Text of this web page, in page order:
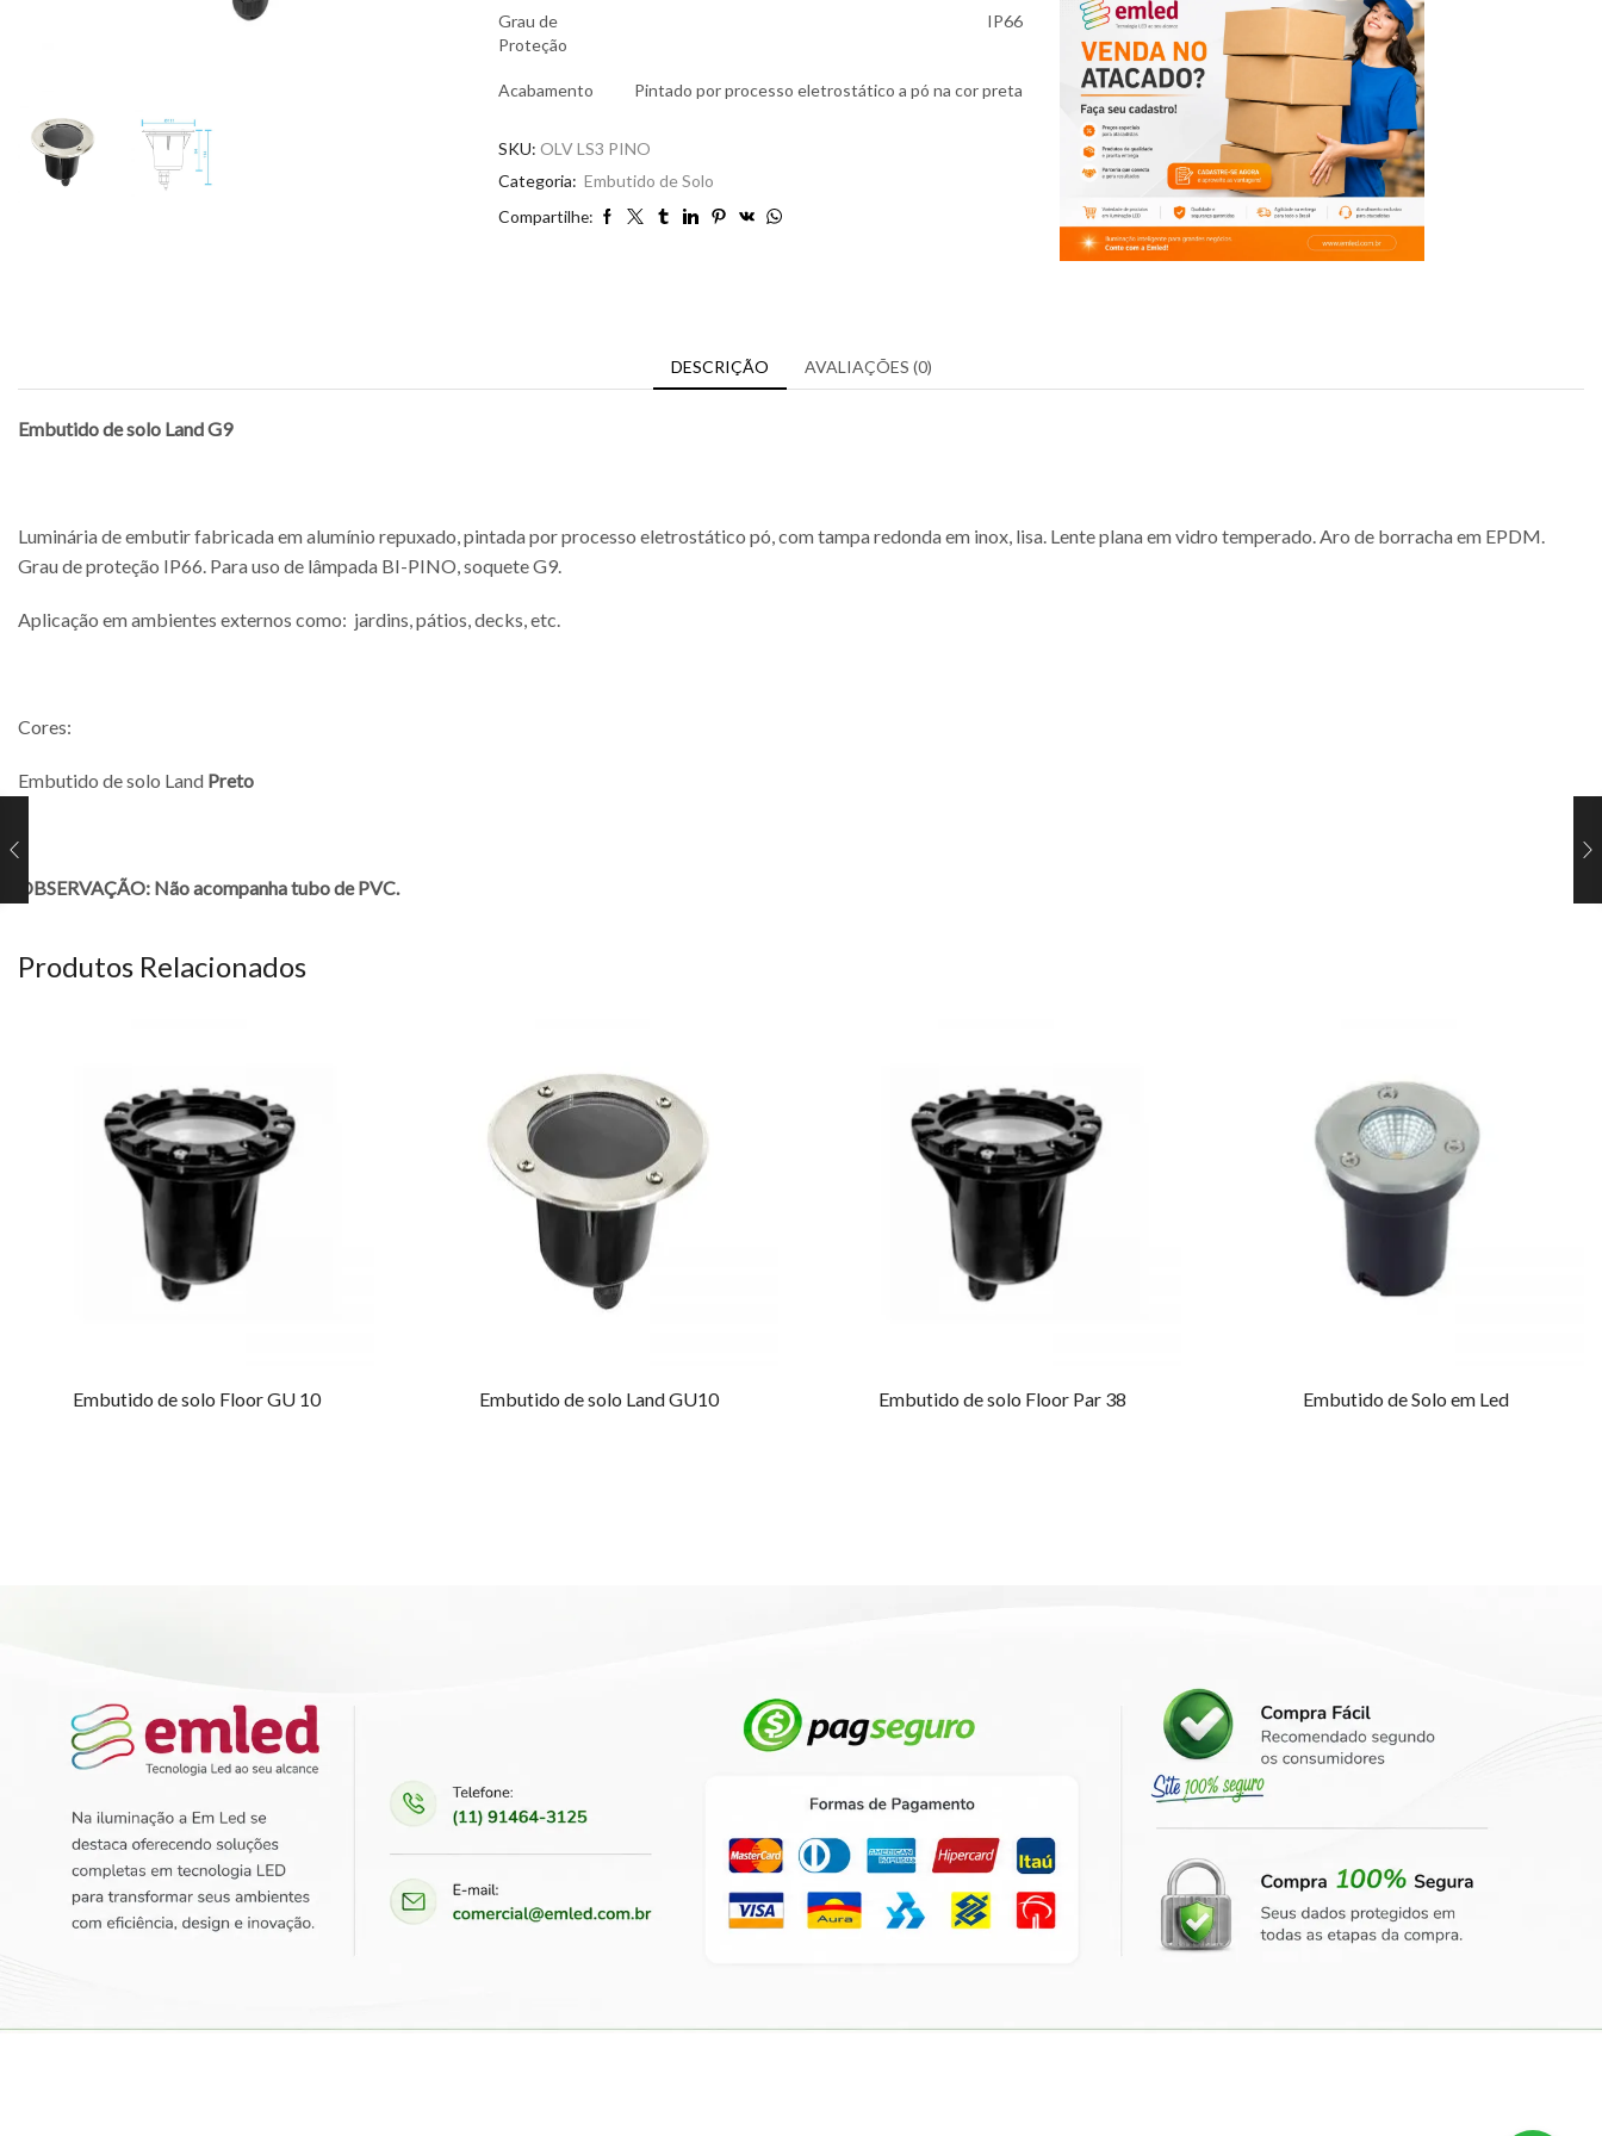
Grau de
Proteção
IP66
Acabamento Pintado por processo eletrostático a pó na cor preta
SKU: OLV LS3 PINO
Categoria: Embutido de Solo
Compartilhe:
DESCRIÇÃO AVALIAÇÕES (0)
Embutido de solo Land G9
Luminária de embutir fabricada em alumínio repuxado, pintada por processo eletrostático pó, com tampa redonda em inox, lisa. Lente plana em vidro temperado. Aro de borracha em EPDM.
Grau de proteção IP66. Para uso de lâmpada BI-PINO, soquete G9.
Aplicação em ambientes externos como: jardins, pátios, decks, etc.
Cores:
Embutido de solo Land Preto
OBSERVAÇÃO: Não acompanha tubo de PVC.
Produtos Relacionados
Embutido de solo Floor GU 10 Embutido de solo Land GU10 Embutido de solo Floor Par 38 Embutido de Solo em Led